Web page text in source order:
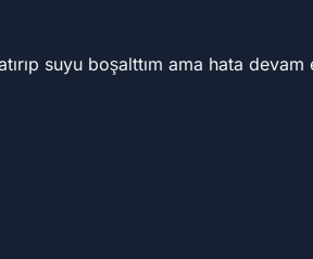
suyu boşalttım ama hata devam